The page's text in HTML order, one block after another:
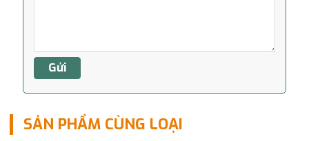
SẢN PHẨM CÙNG LOẠI